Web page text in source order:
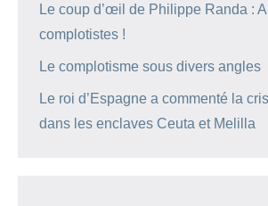
Le coup d’œil de Philippe Randa :
complotistes !
Le complotisme sous divers angles
Le roi d’Espagne a commenté la
dans les enclaves Ceuta et Melilla